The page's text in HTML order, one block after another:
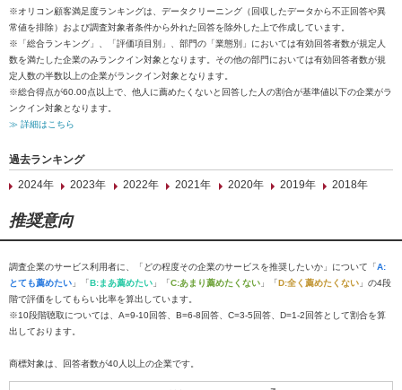
※オリコン顧客満足度ランキングは、データクリーニング（回収したデータから不正回答や異
常値を排除）および調査対象者条件から外れた回答を除外した上で作成しています。
※「総合ランキング」、「評価項目別」、部門の「業態別」においては有効回答者数が規定人
数を満たした企業のみランクイン対象となります。その他の部門においては有効回答者数が規
定人数の半数以上の企業がランクイン対象となります。
※総合得点が60.00点以上で、他人に薦めたくないと回答した人の割合が基準値以下の企業がラ
ンクイン対象となります。
≫ 詳細はこちら
過去ランキング
2024年
2023年 2022年 2021年 2020年 2019年 2018年
推奨意向
調査企業のサービス利用者に、「どの程度その企業のサービスを推奨したいか」について「A:
とても薦めたい 」「B:まあ薦めたい 」「C:あまり薦めたくない 」「D:全く薦めたくない 」の4段
階で評価をしてもらい比率を算出しています。
※10段階聴取については、A=9-10回答、B=6-8回答、C=3-5回答、D=1-2回答として割合を算
出しております。
商標対象は、回答者数が40人以上の企業です。